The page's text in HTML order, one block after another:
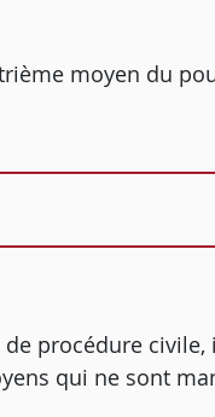
moyen du
procédure
qui ne sont